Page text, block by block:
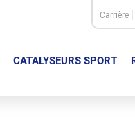
Carrière
CATALYSEURS SPORT